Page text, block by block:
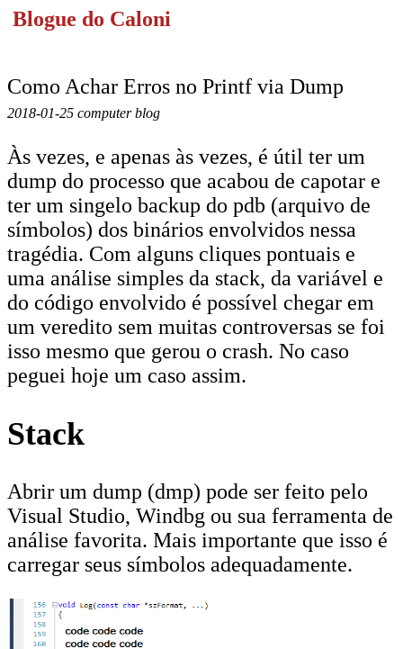
Blogue do Caloni
Como Achar Erros no Printf via Dump
2018-01-25 computer blog
Às vezes, e apenas às vezes, é útil ter um
dump do processo que acabou de capotar e
ter um singelo backup do pdb (arquivo de
símbolos) dos binários envolvidos nessa
tragédia. Com alguns cliques pontuais e
uma análise simples da stack, da variável e
do código envolvido é possível chegar em
um veredito sem muitas controversas se foi
isso mesmo que gerou o crash. No caso
peguei hoje um caso assim.
Stack
Abrir um dump (dmp) pode ser feito pelo
Visual Studio, Windbg ou sua ferramenta de
análise favorita. Mais importante que isso é
carregar seus símbolos adequadamente.